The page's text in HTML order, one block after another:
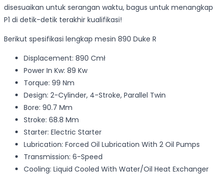
disesuaikan untuk serangan waktu, bagus untuk menangkap
P1 di detik-detik terakhir kualifikasi!
Berikut spesifikasi lengkap mesin 890 Duke R
Displacement: 890 Cmł
Power In Kw: 89 Kw
Torque: 99 Nm
Design: 2-Cylinder, 4-Stroke, Parallel Twin
Bore: 90.7 Mm
Stroke: 68.8 Mm
Starter: Electric Starter
Lubrication: Forced Oil Lubrication With 2 Oil Pumps
Transmission: 6-Speed
Cooling: Liquid Cooled With Water/Oil Heat Exchanger